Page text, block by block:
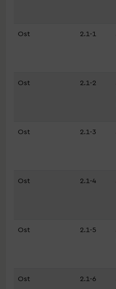
Ost 2.1-1
Ost 2.1-2
Ost 2.1-3
Ost 2.1-4
Ost 2.1-5
Ost 2.1-6